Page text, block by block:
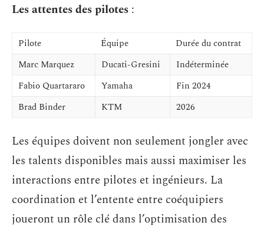
Les attentes des pilotes :
Pilote Équipe
Durée du contrat
Marc Marquez
Ducati-Gresini
Indéterminée
Fabio Quartararo
Yamaha
Fin 2024
Brad Binder
KTM 2026
Les équipes doivent non seulement jongler avec
les talents disponibles mais aussi maximiser les
interactions entre pilotes et ingénieurs. La
coordination et l’entente entre coéquipiers
joueront un rôle clé dans l’optimisation des